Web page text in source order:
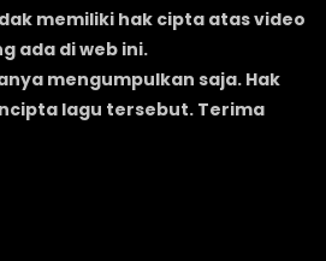
memiliki hak cipta atas video
ada di web ini.
mengumpulkan saja. Hak
lagu tersebut. Terima